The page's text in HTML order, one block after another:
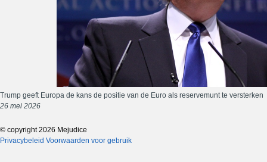
Trump geeft Europa de kans de positie van de Euro als reservemunt te versterken
26 mei 2026
© copyright 2026 Mejudice
Privacybeleid Voorwaarden voor gebruik